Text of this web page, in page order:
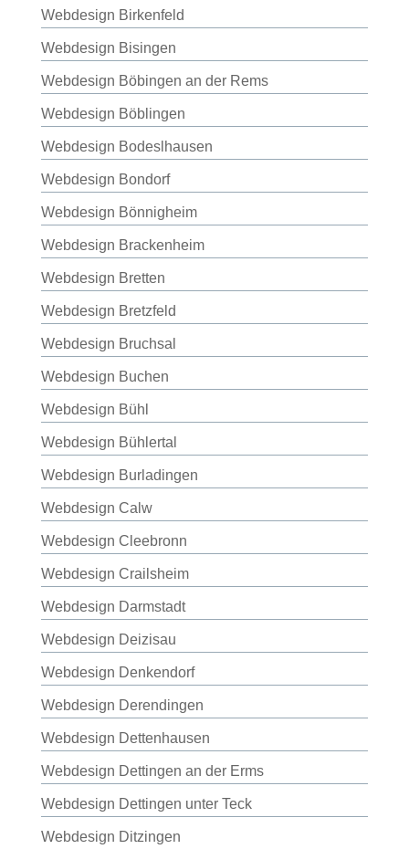
Webdesign Birkenfeld
Webdesign Bisingen
Webdesign Böbingen an der Rems
Webdesign Böblingen
Webdesign Bodeslhausen
Webdesign Bondorf
Webdesign Bönnigheim
Webdesign Brackenheim
Webdesign Bretten
Webdesign Bretzfeld
Webdesign Bruchsal
Webdesign Buchen
Webdesign Bühl
Webdesign Bühlertal
Webdesign Burladingen
Webdesign Calw
Webdesign Cleebronn
Webdesign Crailsheim
Webdesign Darmstadt
Webdesign Deizisau
Webdesign Denkendorf
Webdesign Derendingen
Webdesign Dettenhausen
Webdesign Dettingen an der Erms
Webdesign Dettingen unter Teck
Webdesign Ditzingen